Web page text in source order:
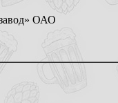
ОАО